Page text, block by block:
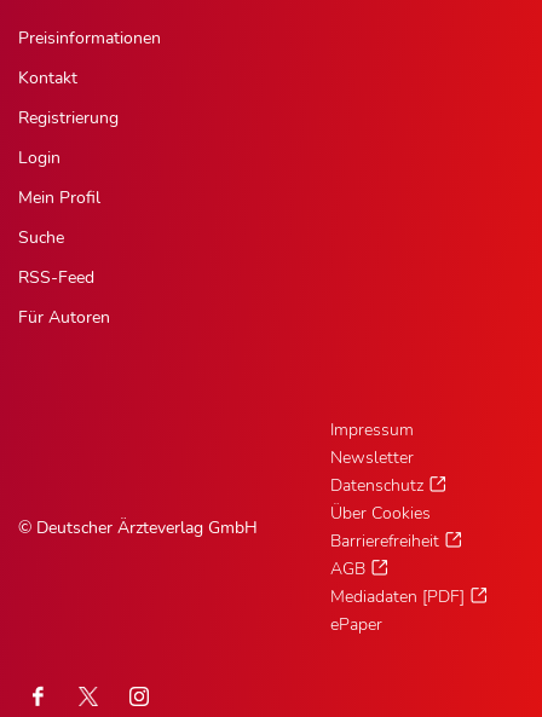
Preisinformationen
Kontakt
Registrierung
Login
Mein Profil
Suche
RSS-Feed
Für Autoren
© Deutscher Ärzteverlag GmbH
Impressum
Newsletter
Datenschutz
Über Cookies
Barrierefreiheit
AGB
Mediadaten [PDF]
ePaper